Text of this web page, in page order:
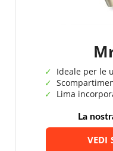
Ideale per le
Lima
La
VEDI